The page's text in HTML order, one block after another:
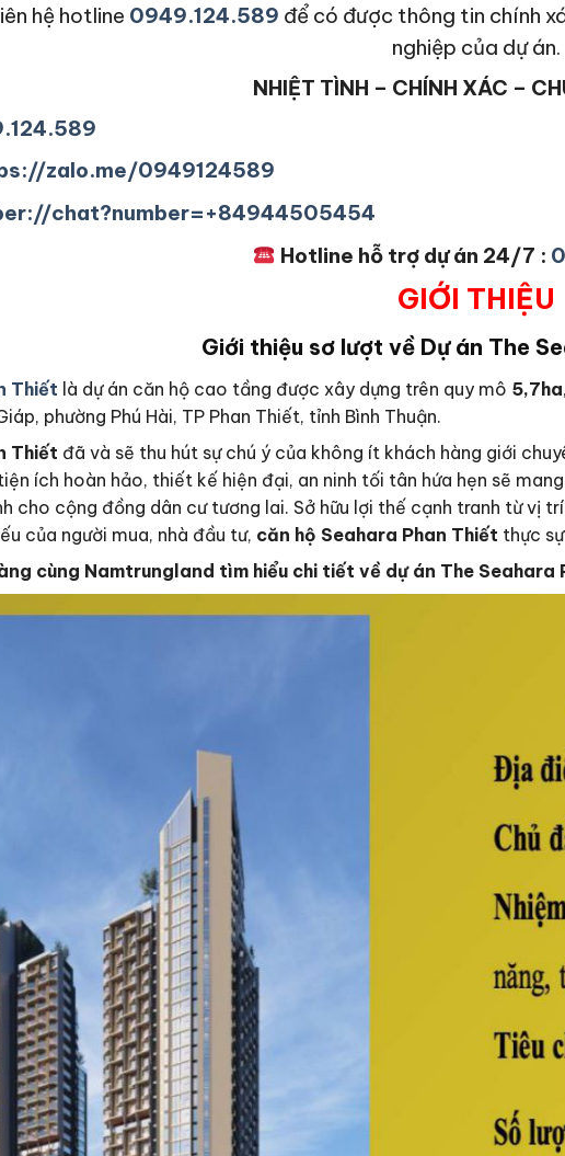
hệ hotline 0949.124.589 để có được thông tin chính
nghiệp của dự án.
NHIỆT TÌNH – CHÍNH XÁC –
zalo.me/0949124589
chat?number=+84944505454
Hotline hỗ trợ dự án 24/7 :
GIỚI THIỆU
Giới thiệu sơ lượt về Dự án The
Thiết là dự án căn hộ cao tầng được xây dựng trên quy mô 5,7ha
phường Phú Hài, TP Phan Thiết, tỉnh Bình Thuận.
Thiết đã và sẽ thu hút sự chú ý của không ít khách hàng giới
ích hoàn hảo, thiết kế hiện đại, an ninh tối tân hứa hẹn sẽ
cho cộng đồng dân cư tương lai. Sở hữu lợi thế cạnh tranh từ
của người mua, nhà đầu tư, căn hộ Seahara Phan Thiết thực sự
cùng Namtrungland tìm hiểu chi tiết về dự án The Seahara